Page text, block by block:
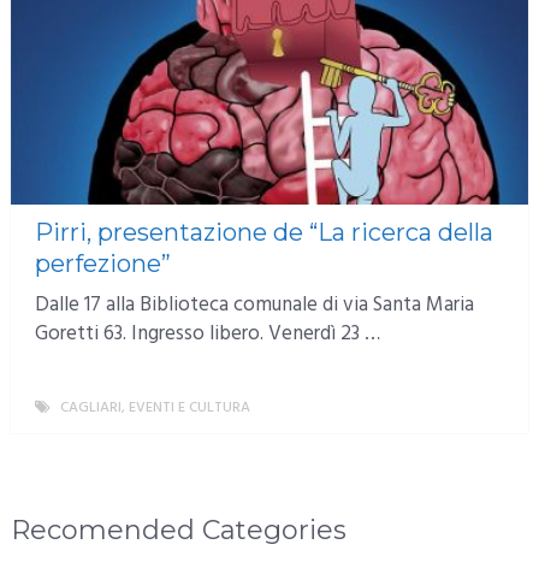
Pirri, presentazione de “La ricerca della
perfezione”
Dalle 17 alla Biblioteca comunale di via Santa Maria
Goretti 63. Ingresso libero. Venerdì 23 …
CAGLIARI, EVENTI E CULTURA
Recomended Categories